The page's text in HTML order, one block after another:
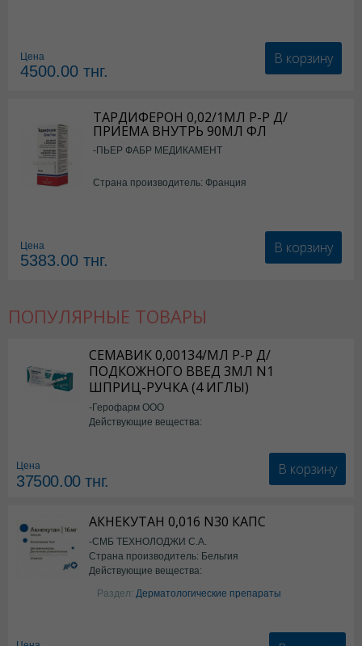
Цена
4500.00 тнг.
В корзину
ТАРДИФЕРОН 0,02/1МЛ Р-Р Д/
ПРИЕМА ВНУТРЬ 90МЛ ФЛ
-ПЬЕР ФАБР МЕДИКАМЕНТ
Страна производитель: Франция
Цена
5383.00 тнг.
В корзину
ПОПУЛЯРНЫЕ ТОВАРЫ
СЕМАВИК 0,00134/МЛ Р-Р Д/
ПОДКОЖНОГО ВВЕД 3МЛ N1
ШПРИЦ-РУЧКА (4 ИГЛЫ)
-Герофарм ООО
Действующие вещества:
Цена
37500.00тнг.
В корзину
АКНЕКУТАН 0,016 N30 КАПС
-СМБ ТЕХНОЛОДЖИ С.А.
Страна производитель: Бельгия
Действующие вещества:
Изотретиноин
Раздел: Дерматологические препараты